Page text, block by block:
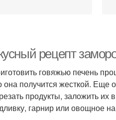
печени
рецепт
говяжью печень
она получится жесткой. Еще
продукты, заложить их
гарнир или овощное